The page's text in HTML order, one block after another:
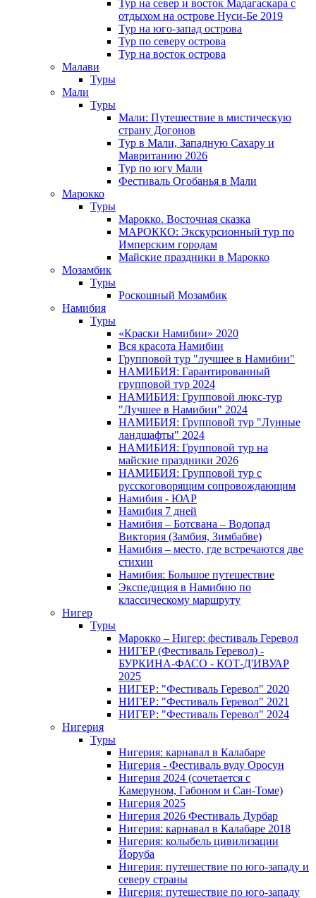
Тур на север и восток Мадагаскара с
отдыхом на острове Нуси-Бе 2019
Тур на юго-запад острова
Тур по северу острова
Тур на восток острова
Малави
Туры
Мали
Туры
Мали: Путешествие в мистическую
страну Догонов
Тур в Мали, Западную Сахару и
Мавританию 2026
Тур по югу Мали
Фестиваль Огобанья в Мали
Марокко
Туры
Марокко. Восточная сказка
МАРОККО: Экскурсионный тур по
Имперским городам
Майские праздники в Марокко
Мозамбик
Туры
Роскошный Мозамбик
Намибия
Туры
«Краски Намибии» 2020
Вся красота Намибии
Групповой тур "лучшее в Намибии"
НАМИБИЯ: Гарантированный
групповой тур 2024
НАМИБИЯ: Групповой люкс-тур
"Лучшее в Намибии" 2024
НАМИБИЯ: Групповой тур "Лунные
ландшафты" 2024
НАМИБИЯ: Групповой тур на
майские праздники 2026
НАМИБИЯ: Групповой тур с
русскоговорящим сопровождающим
Намибия - ЮАР
Намибия 7 дней
Намибия – Ботсвана – Водопад
Виктория (Замбия, Зимбабве)
Намибия – место, где встречаются две
стихии
Намибия: Большое путешествие
Экспедиция в Намибию по
классическому маршруту
Нигер
Туры
Марокко – Нигер: фестиваль Геревол
НИГЕР (Фестиваль Геревол) -
БУРКИНА-ФАСО - КОТ-Д'ИВУАР
2025
НИГЕР: "Фестиваль Геревол" 2020
НИГЕР: "Фестиваль Геревол" 2021
НИГЕР: "Фестиваль Геревол" 2024
Нигерия
Туры
Нигерия: карнавал в Калабаре
Нигерия - Фестиваль вуду Оросун
Нигерия 2024 (сочетается с
Камеруном, Габоном и Сан-Томе)
Нигерия 2025
Нигерия 2026 Фестиваль Дурбар
Нигерия: карнавал в Калабаре 2018
Нигерия: колыбель цивилизации
Йоруба
Нигерия: путешествие по юго-западу и
северу страны
Нигерия: путешествие по юго-западу